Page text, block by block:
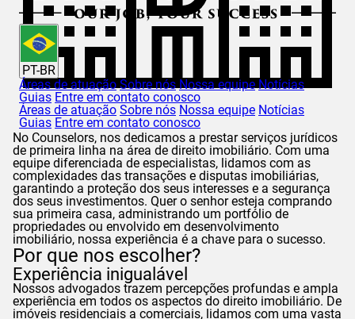
PT-BR
Áreas de atuação Sobre nós Nossa equipe Notícias
Guias Entre em contato conosco
Áreas de atuação Sobre nós Nossa equipe Notícias
Guias Entre em contato conosco
No Counselors, nos dedicamos a prestar serviços jurídicos
de primeira linha na área de direito imobiliário. Com uma
equipe diferenciada de especialistas, lidamos com as
complexidades das transações e disputas imobiliárias,
garantindo a proteção dos seus interesses e a segurança
dos seus investimentos. Quer o senhor esteja comprando
sua primeira casa, administrando um portfólio de
propriedades ou envolvido em desenvolvimento
imobiliário, nossa experiência é a chave para o sucesso.
Por que nos escolher?
Experiência inigualável
Nossos advogados trazem percepções profundas e ampla
experiência em todos os aspectos do direito imobiliário. De
imóveis residenciais a comerciais, lidamos com uma vasta